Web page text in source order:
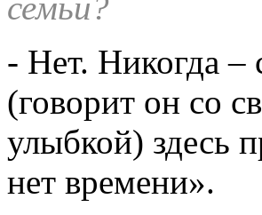
- Нет. Никогда –
(говорит он со
улыбкой) здесь
нет времени».